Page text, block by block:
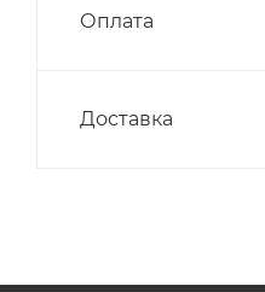
Оплата
Доставка